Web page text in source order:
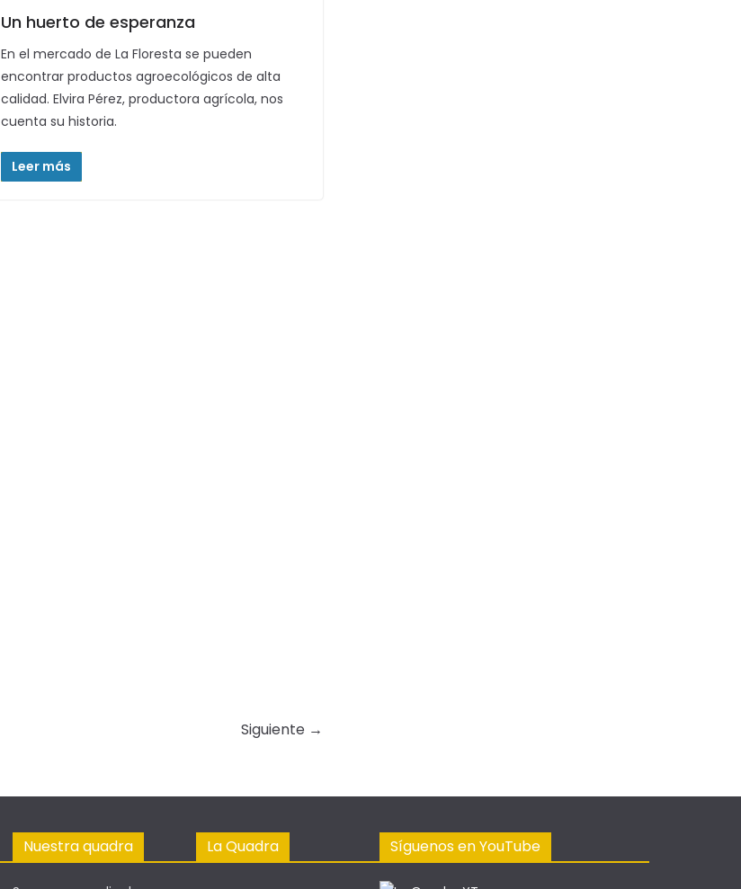
Un huerto de esperanza
En el mercado de La Floresta se pueden
encontrar productos agroecológicos de alta
calidad. Elvira Pérez, productora agrícola, nos
cuenta su historia.
Leer más
Siguiente →
Nuestra quadra La Quadra Síguenos en YouTube